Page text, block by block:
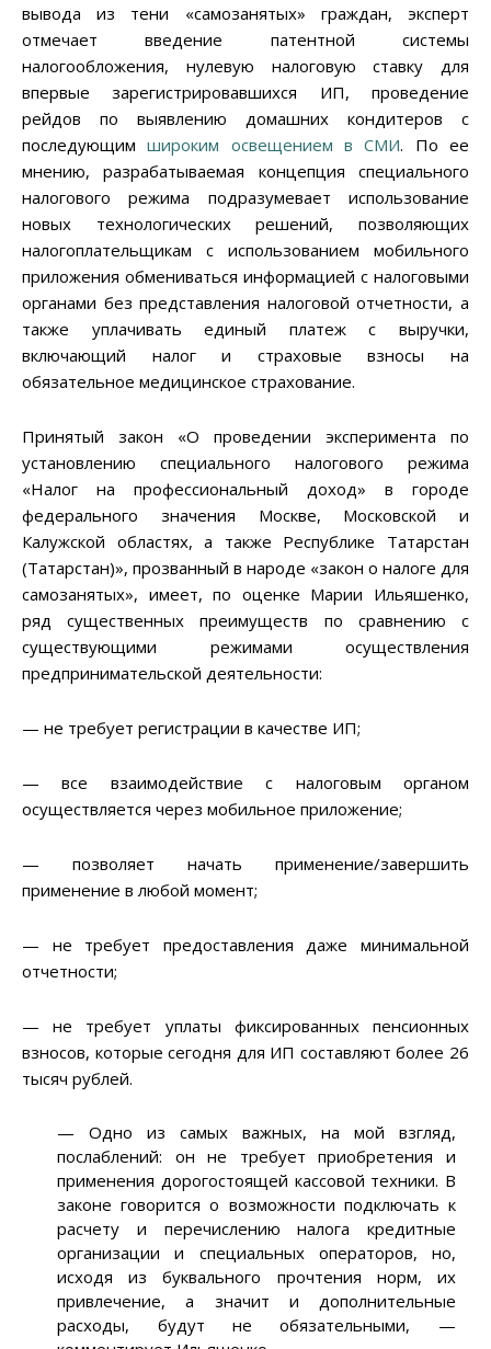
вывода из тени «самозанятых» граждан, эксперт
отмечает введение патентной системы
налогообложения, нулевую налоговую ставку для
впервые зарегистрировавшихся ИП, проведение
рейдов по выявлению домашних кондитеров с
последующимшироким освещением в СМИ. По ее
мнению, разрабатываемая концепция специального
налогового режима подразумевает использование
новых технологических решений, позволяющих
налогоплательщикам с использованием мобильного
приложения обмениваться информацией с налоговыми
органами без представления налоговой отчетности, а
также уплачивать единый платеж с выручки,
включающий налог и страховые взносы на
обязательное медицинское страхование.
Принятый закон «О проведении эксперимента по
установлению специального налогового режима
«Налог на профессиональный доход» в городе
федерального значения Москве, Московской и
Калужской областях, а также Республике Татарстан
(Татарстан)», прозванный в народе «закон о налоге для
самозанятых», имеет, по оценке Марии Ильяшенко,
ряд существенных преимуществ по сравнению с
существующими режимами осуществления
предпринимательской деятельности:
— не требует регистрации в качестве ИП;
— все взаимодействие с налоговым органом
осуществляется через мобильное приложение;
— позволяет начать применение/завершить
применение в любой момент;
— не требует предоставления даже минимальной
отчетности;
— не требует уплаты фиксированных пенсионных
взносов, которые сегодня для ИП составляют более 26
тысяч рублей.
— Одно из самых важных, на мой взгляд,
послаблений: он не требует приобретения и
применения дорогостоящей кассовой техники. В
законе говорится о возможности подключать к
расчету и перечислению налога кредитные
организации и специальных операторов, но,
исходя из буквального прочтения норм, их
привлечение, а значит и дополнительные
расходы, будут не обязательными, —